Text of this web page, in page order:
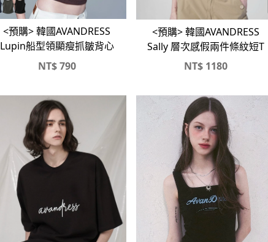
<預購> 韓國AVANDRESS
Lupin船型領顯瘦抓皺背心
NT$790
<預購> 韓國AVANDRESS
Sally 層次感假兩件條紋短T
NT$ 1180